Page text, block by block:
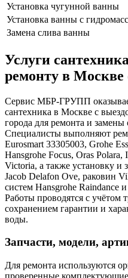
Установка чугунной ванны
Установка ванны с
Замена слива ванны
Услуги
ремонту в
Сервис МБР‑ГРУПП
сантехника в Москве с
города для ремонта и замены
Специалисты выполняют
Eurosmart 33305003, Grohe
Hansgrohe Focus, Oras
Victoria, а также установку и
Jacob Delafon Ove, раковин
систем Hansgrohe Raindance
Работы проводятся с учётом
сохранением гарантии и
воды.
Запчасти, модели,
Для ремонта используются
проверенные